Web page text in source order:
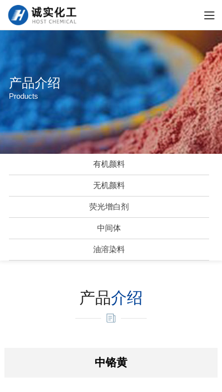
产品介绍
Products
有机颜料
无机颜料
荧光增白剂
中间体
油溶染料
产品介绍
中铬黄